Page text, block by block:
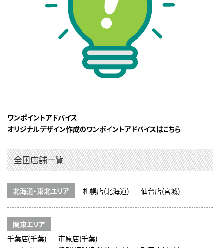
ワンポイントアドバイス
オリジナルデザイン作成のワンポイントアドバイスはこちら
全国店舗一覧
北海道・東北エリア 札幌店(北海道) 仙台店(宮城)
関東エリア
千葉店(千葉)
市原店(千葉)